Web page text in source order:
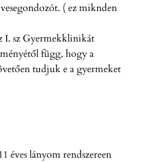
( ez miknden
I. sz Gyermekklinikát
függ, hogy a
tudjuk e a gyermeket
éves lányom rendszereen